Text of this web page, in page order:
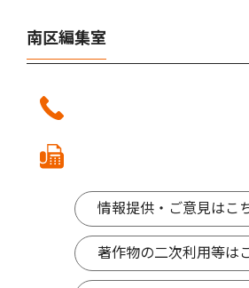
南区編集室
情報提供・ご意見はこ
著作物の二次利用等は